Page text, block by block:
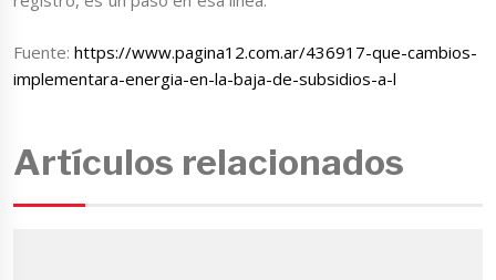
Fuente:https://www.pagina12.com.ar/436917-que-cambios-
implementara-energia-en-la-baja-de-subsidios-a-l
Artículos relacionados